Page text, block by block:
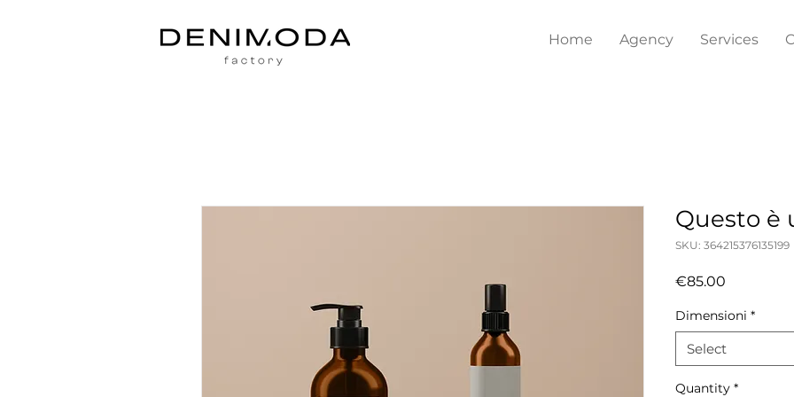
Home Agency Services
Questo è
SKU: 364215376135199
€85.00
Dimensioni *
Select
Quantity *